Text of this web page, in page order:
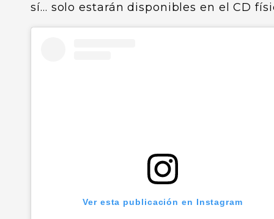
sí… solo estarán disponibles en el CD
Ver esta publicación en Instagram